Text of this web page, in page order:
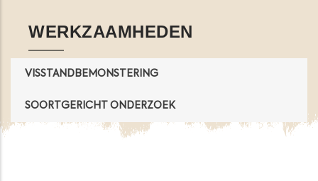
WERKZAAMHEDEN
VISSTANDBEMONSTERING
SOORTGERICHT ONDERZOEK